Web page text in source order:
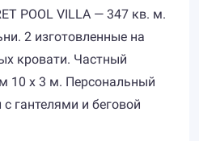
POOL VILLA — 347 кв. м.
2 изготовленные на
кровати. Частный
10 x 3 м. Персональный
гантелями и беговой